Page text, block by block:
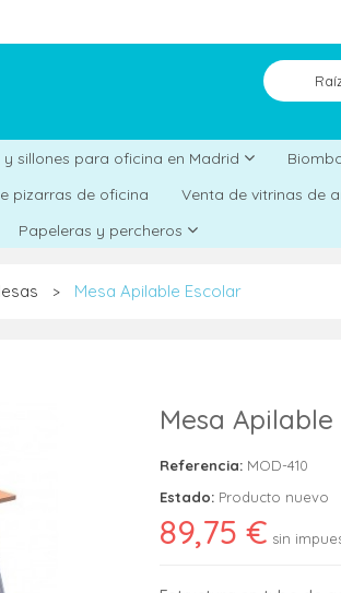
y sillones para oficina en Madrid
pizarras de oficina Venta de vitrinas de
Papeleras y percheros
> Mesa Apilable Escolar
Mesa Apilable
Referencia: MOD-410
Estado: Producto nuevo
89,75 € sin